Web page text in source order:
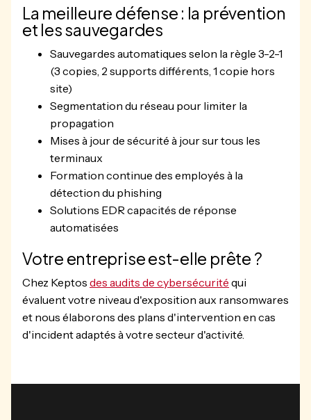
La meilleure défense : la prévention
et les sauvegardes
Sauvegardes automatiques selon la règle 3-2-1
(3 copies, 2 supports différents, 1 copie hors
site)
Segmentation du réseau pour limiter la
propagation
Mises à jour de sécurité à jour sur tous les
terminaux
Formation continue des employés à la
détection du phishing
Solutions EDR capacités de réponse
automatisées
Votre entreprise est-elle prête ?
Chez Keptos des audits de cybersécurité qui
évaluent votre niveau d'exposition aux ransomwares
et nous élaborons des plans d'intervention en cas
d'incident adaptés à votre secteur d'activité.